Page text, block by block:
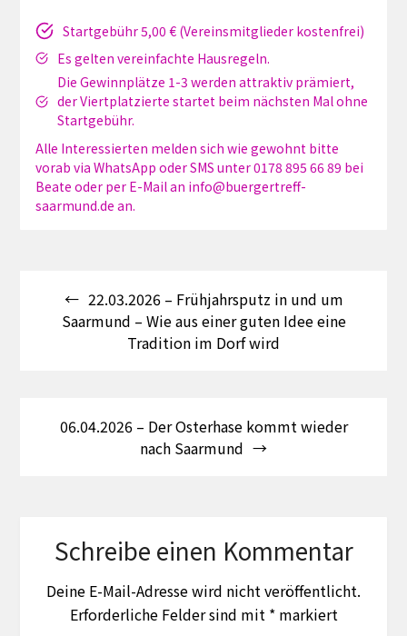
Startgebühr 5,00 € (Vereinsmitglieder kostenfrei)
Es gelten vereinfachte Hausregeln.
Die Gewinnplätze 1-3 werden attraktiv prämiert,
der Viertplatzierte startet beim nächsten Mal ohne
Startgebühr.
Alle Interessierten melden sich wie gewohnt bitte
vorab via WhatsApp oder SMS unter 0178 895 66 89 bei
Beate oder per E-Mail an info@buergertreff-
saarmund.de an.
22.03.2026 – Frühjahrsputz in und um
Saarmund – Wie aus einer guten Idee eine
Tradition im Dorf wird
06.04.2026 – Der Osterhase kommt wieder
nach Saarmund
Schreibe einen Kommentar
Deine E-Mail-Adresse wird nicht veröffentlicht.
Erforderliche Felder sind mit *markiert